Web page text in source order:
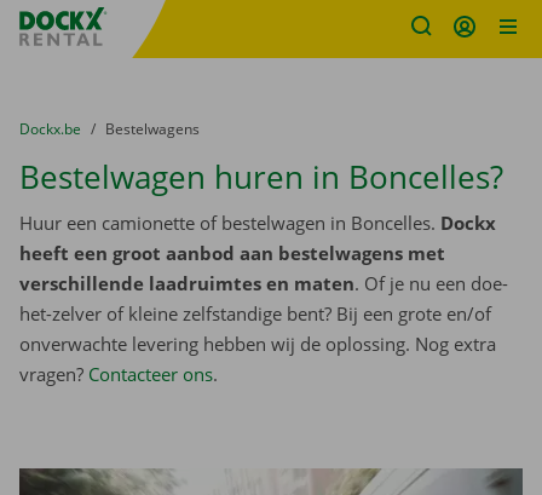
Fratello DEMO
U bevindt zich hier:
van
Dockx.be naar
Bestelwagens
Bestelwagen huren in Boncelles?
Huur een camionette of bestelwagen in Boncelles. Dockx
heeft een groot aanbod aan bestelwagens met
verschillende laadruimtes en maten. Of je nu een doe-
het-zelver of kleine zelfstandige bent? Bij een grote en/of
onverwachte levering hebben wij de oplossing. Nog extra
vragen? Contacteer ons.